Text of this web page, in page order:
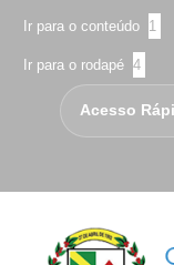
Ir para o conteúdo 1
Ir para o rodapé 4
Acesso